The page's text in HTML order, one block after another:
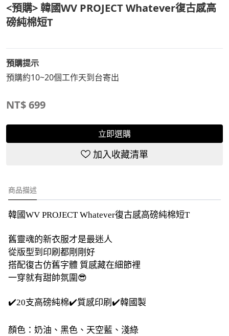
<預購> 韓國WV PROJECT Whatever復古感高
磅純棉短T
預購提示
預購約10~20個工作天到台寄出
NT$699
立即選購
加入收藏清單
商品描述
韓國WV PROJECT Whatever復古感高磅純棉短T
舊靈魂的新衣服才是最迷人
從版型到印刷都剛剛好
搭配復古仿舊字體 質感藏在細節裡
一穿就有甜帥氛圍😎
✔️20支高磅純棉✔️質感印刷✔️韓國製
顏色：奶油、黑色、天空藍、淺綠